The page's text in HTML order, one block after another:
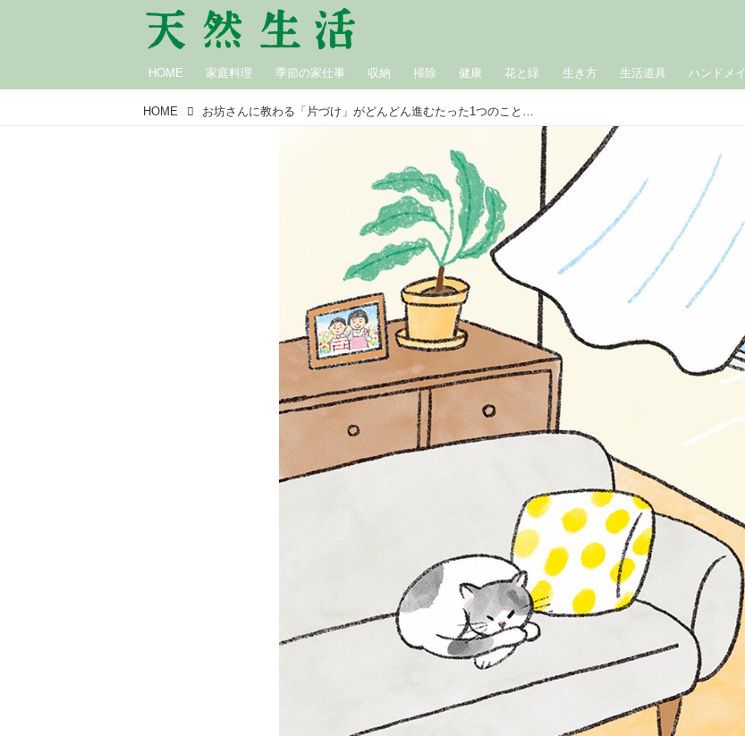
HOME 家庭料理 季節の家仕事 収納 掃除 健康 花と緑 生き方 生活道具 ハンドメ
HOME お坊さんに教わる「片づけ」がどんどん進むたった1つのこと。まず最初にやるべき“意外だけどすぐできる”こと／僧侶・松本紹圭さん